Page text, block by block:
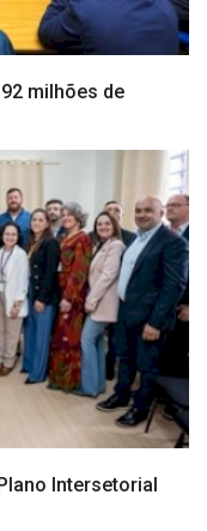
milhões de
Intersetorial